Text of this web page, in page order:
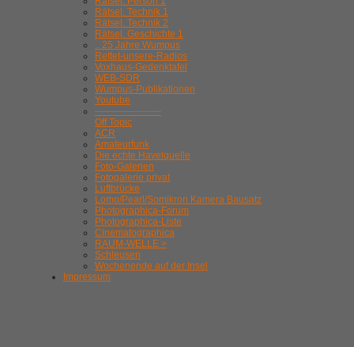
Rätsel. Technik 1
Rätsel. Technik 2
Rätsel. Geschichte 1
.. 25 Jahre Wumpus
Rettet-unsere-Radios
Voxhaus-Gedenktafel
WEB-SDR
Wumpus-Publikationen
Youtube
---------------------
Off Topic
ACR
Amateurfunk
Die echte Havelquelle
Foto-Galerien
Fotogalerie privat
Luftbrücke
Lomo/Pearl/Somikron Kamera Bausatz
Photographica-Forum
Photographica-Liste
Cinematographica
RAUM-WELLE >
Schleusen
Wochenende auf der Insel
Impressum